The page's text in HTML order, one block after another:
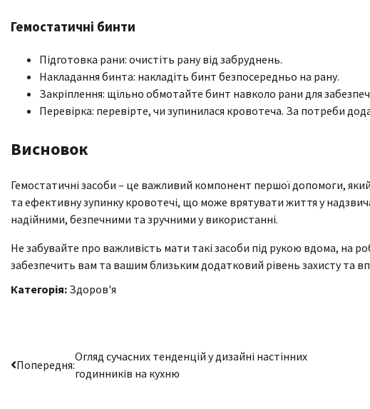
Гемостатичні бинти
Підготовка рани: очистіть рану від забруднень.
Накладання бинта: накладіть бинт безпосередньо на рану.
Закріплення: щільно обмотайте бинт навколо рани для
Перевірка: перевірте, чи зупинилася кровотеча. За потреби
Висновок
Гемостатичні засоби – це важливий компонент першої допомоги,
та ефективну зупинку кровотечі, що може врятувати життя у
надійними, безпечними та зручними у використанні.
Не забувайте про важливість мати такі засоби під рукою вдома, на
забезпечить вам та вашим близьким додатковий рівень захисту та
Категорія: Здоров'я
Навігація
Попередня:
Огляд сучасних тенденцій у дизайні настінних
годинників на кухню